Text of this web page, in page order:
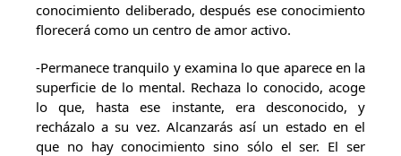
conocimiento deliberado, después ese conocimiento
florecerá como un centro de amor activo.
-Permanece tranquilo y examina lo que aparece en la
superficie de lo mental. Rechaza lo conocido, acoge
lo que, hasta ese instante, era desconocido, y
recházalo a su vez. Alcanzarás así un estado en el
que no hay conocimiento sino sólo el ser. El ser